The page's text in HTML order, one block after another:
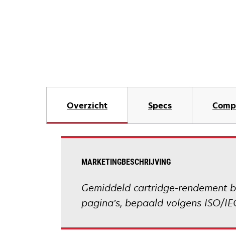
Overzicht Specs
MARKETINGBESCHRIJVING
Gemiddeld cartridge-rendement
pagina’s, bepaald volgens ISO/